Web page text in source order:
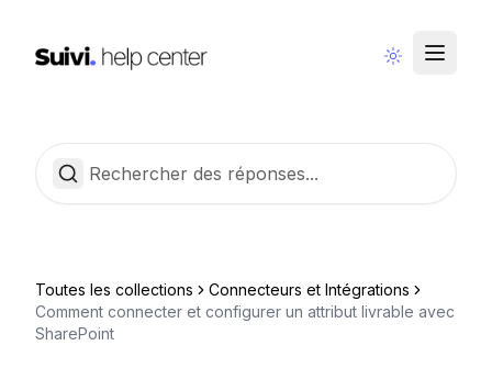
Français
Toutes les collections
Connecteurs et Intégrations
Comment connecter et configurer un attribut livrable avec
SharePoint